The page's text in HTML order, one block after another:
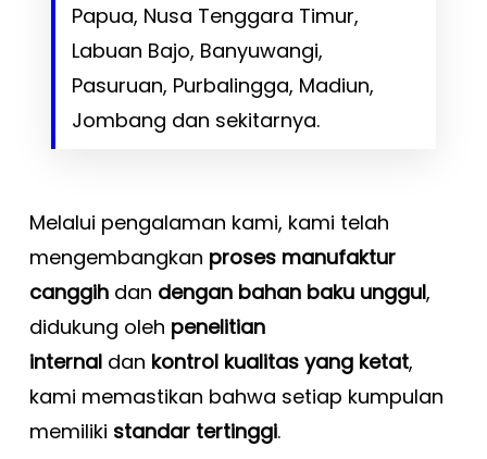
Papua, Nusa Tenggara Timur,
Labuan Bajo, Banyuwangi,
Pasuruan, Purbalingga, Madiun,
Jombang dan sekitarnya.
Melalui pengalaman kami, kami telah
mengembangkan proses manufaktur
canggihdan dengan bahan baku unggul,
didukung oleh penelitian
internaldan kontrol kualitas yang ketat,
kami memastikan bahwa setiap kumpulan
memiliki standar tertinggi.